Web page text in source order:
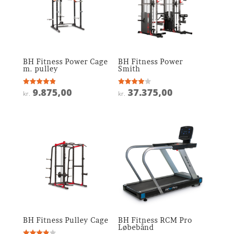
BH Fitness Power Cage
m. pulley
Vurderet
4.9
kr. 9.875,00
BH Fitness Power
Smith
Vurderet
3.9
kr. 37.375,00
BH Fitness Pulley Cage
BH Fitness RCM Pro
Løbebånd